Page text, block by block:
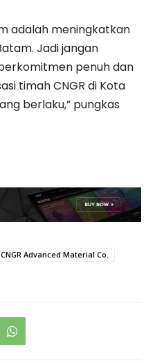
adalah meningkatkan
Jadi jangan
penuh dan
timah CNGR di Kota
berlaku,” pungkas
CNGR Advanced Material Co.